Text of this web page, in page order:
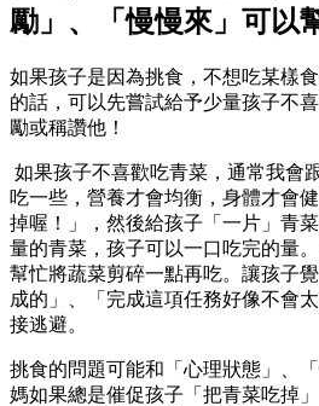
勵」、「慢慢來」可以
如果孩子是因為挑食，不想吃某樣
的話，可以先嘗試給予少量孩子不
勵或稱讚他！
如果孩子不喜歡吃青菜，通常我會
吃一些，營養才會均衡，身體才會
掉喔！」，然後給孩子「一片」青
量的青菜，孩子可以一口吃完的量
幫忙將蔬菜剪碎一點再吃。讓孩子
成的」、「完成這項任務好像不會
接逃避。
挑食的問題可能和「心理狀態」、
媽如果總是催促孩子「把青菜吃掉